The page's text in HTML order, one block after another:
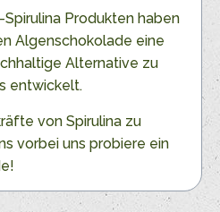
Produkten haben
Algenschokolade eine
Alternative zu
entwickelt.
von Spirulina zu
vorbei uns probiere ein